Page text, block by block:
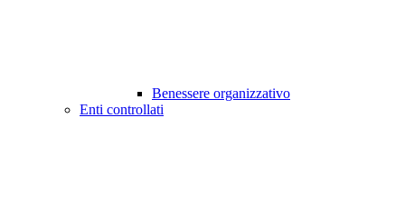
Benessere organizzativo
Enti controllati